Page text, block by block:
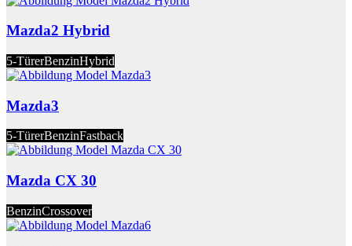
Mazda2 Hybrid
5-TürerBenzinHybrid
Mazda3
5-TürerBenzinFastback
Mazda CX 30
BenzinCrossover